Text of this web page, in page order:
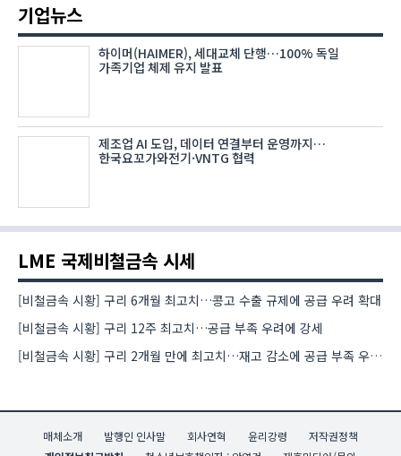
기업뉴스
하이머(HAIMER), 세대교체 단행…100% 독일
가족기업 체제 유지 발표
제조업 AI 도입, 데이터 연결부터 운영까지…
한국요꼬가와전기·VNTG 협력
LME 국제비철금속 시세
[비철금속 시황] 구리 6개월 최고치…콩고 수출 규제에 공급 우려 확대
[비철금속 시황] 구리 12주 최고치…공급 부족 우려에 강세
[비철금속 시황] 구리 2개월 만에 최고치…재고 감소에 공급 부족 우려 확대
매체소개 발행인 인사말 회사연혁 윤리강령
저작권정책